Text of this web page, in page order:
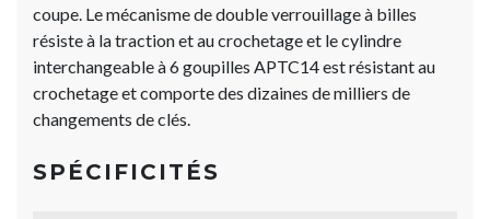
coupe. Le mécanisme de double verrouillage à billes
résiste à la traction et au crochetage et le cylindre
interchangeable à 6 goupilles APTC14 est résistant au
crochetage et comporte des dizaines de milliers de
changements de clés.
SPÉCIFICITÉS